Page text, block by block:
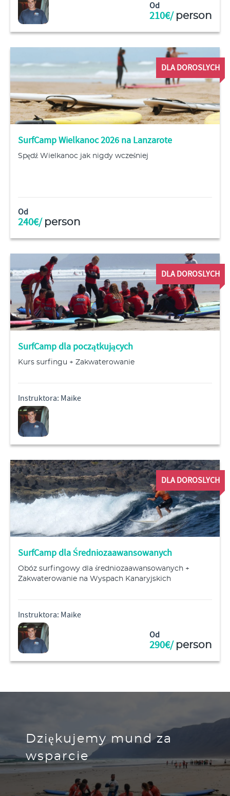
Od
210€/ person
SurfCamp Wielkanoc 2026 na Lanzarote
Spędź Wielkanoc jak nigdy wcześniej
DLA DOROSLYCH
Od
240€/ person
SurfCamp dla początkujących
Kurs surfingu + Zakwaterowanie
DLA DOROSLYCH
Instruktora: Maike
SurfCamp dla Średniozaawansowanych
Obóz surfingowy dla średniozaawansowanych +
Zakwaterowanie na Wyspach Kanaryjskich
DLA DOROSLYCH
Instruktora: Maike
Od
290€/ person
Dziękujemy mund za
wsparcie